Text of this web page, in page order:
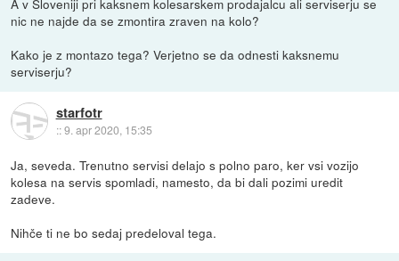
A v Sloveniji pri kaksnem kolesarskem prodajalcu ali serviserju se
nic ne najde da se zmontira zraven na kolo?
Kako je z montazo tega? Verjetno se da odnesti kaksnemu
serviserju?
starfotr
::9. apr 2020, 15:35
Ja, seveda. Trenutno servisi delajo s polno paro, ker vsi vozijo
kolesa na servis spomladi, namesto, da bi dali pozimi uredit
zadeve.
Nihče ti ne bo sedaj predeloval tega.